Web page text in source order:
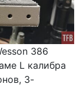
386
L калибра
3-